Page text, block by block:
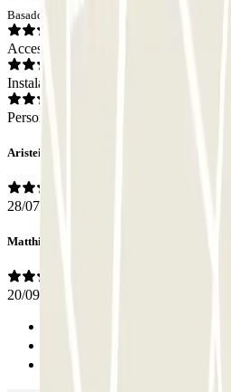
Basado en 2 opiniones
Acceso
Instalaciones
Personal
Aristeidis
28/07/2025
Matthias
20/09/2024